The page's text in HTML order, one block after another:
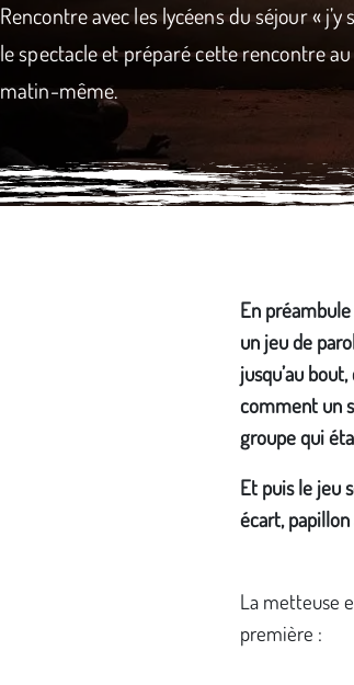
Rencontre avec les lycéens du séjour « j’y
le spectacle et préparé cette rencontre
matin-même.
En
un jeu de
jusqu’au
comment un
groupe qui
Et puis le jeu
écart, papillon
La metteuse
première :